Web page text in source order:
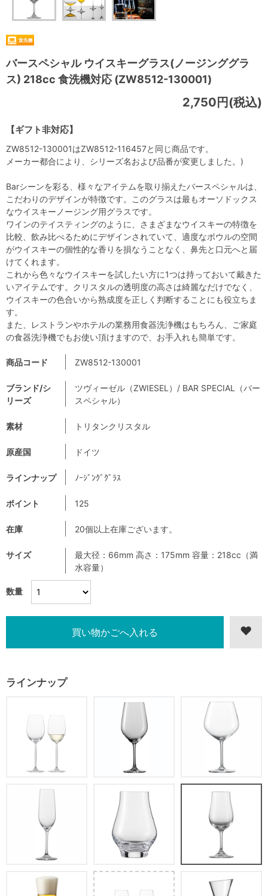
バースペシャル ウイスキーグラス(ノージンググラ
ス) 218cc 食洗機対応 (ZW8512-130001)
【ギフト非対応】
2,750円(税込)
数量
商品コード ZW8512-130001
ブランド/シ
リーズ
ツヴィーゼル（ZWIESEL）/ BAR SPECIAL（バー
スペシャル）
素材 トリタンクリスタル
原産国 ドイツ
ラインナップ ﾉｰｼﾞﾝｸﾞｸﾞﾗｽ
ポイント 125
在庫 20個以上在庫ございます。
サイズ
最大径：66mm 高さ：175mm 容量：218cc（満
水容量）
ラインナップ
ZW8512-130001はZW8512-116457と同じ商品です。
メーカー都合により、シリーズ名および品番が変更しました。)
Barシーンを彩る、様々なアイテムを取り揃えたバースペシャルは、
こだわりのデザインが特徴です。このグラスは最もオーソドックス
なウイスキーノージング用グラスです。
ワインのテイスティングのように、さまざまなウイスキーの特徴を
比較、飲み比べるためにデザインされていて、適度なボウルの空間
がウイスキーの個性的な香りを損なうことなく、鼻先と口元へと届
けてくれます。
これから色々なウイスキーを試したい方に1つは持っておいて戴きた
いアイテムです。クリスタルの透明度の高さは綺麗なだけでなく、
ウイスキーの色合いから熟成度を正しく判断することにも役立ちま
す。
また、レストランやホテルの業務用食器洗浄機はもちろん、ご家庭
の食器洗浄機でもお使い頂けますので、お手入れも簡単です。